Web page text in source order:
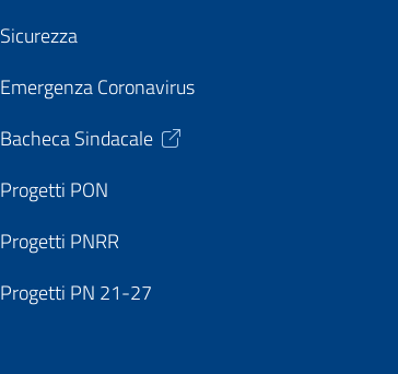
Sicurezza
Emergenza Coronavirus
Bacheca Sindacale
Progetti PON
Progetti PNRR
Progetti PN 21-27